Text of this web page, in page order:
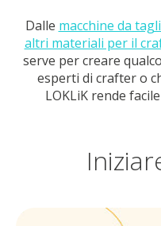
Dalle macchine da
altri materiali per il
serve per creare
esperti di crafter o
LOKLiK rende